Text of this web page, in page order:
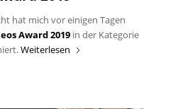
hat mich vor einigen Tagen
Award 2019in der Kategorie
Weiterlesen